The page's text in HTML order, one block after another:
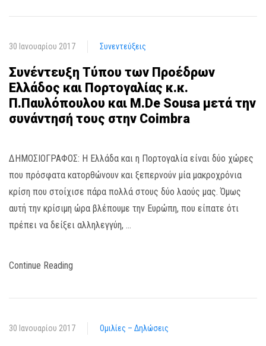
30 Ιανουαρίου 2017 Συνεντεύξεις
Συνέντευξη Τύπου των Προέδρων
Ελλάδος και Πορτογαλίας κ.κ.
Π.Παυλόπουλου και M.De Sousa μετά την
συνάντησή τους στην Coimbra
ΔΗΜΟΣΙΟΓΡΑΦΟΣ: Η Ελλάδα και η Πορτογαλία είναι δύο χώρες
που πρόσφατα κατορθώνουν και ξεπερνούν μία μακροχρόνια
κρίση που στοίχισε πάρα πολλά στους δύο λαούς μας. Όμως
αυτή την κρίσιμη ώρα βλέπουμε την Ευρώπη, που είπατε ότι
πρέπει να δείξει αλληλεγγύη, …
Continue Reading
30 Ιανουαρίου 2017 Ομιλίες – Δηλώσεις